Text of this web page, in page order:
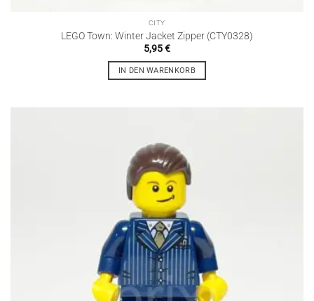
CITY
LEGO Town: Winter Jacket Zipper (CTY0328)
5,95€
IN DEN WARENKORB